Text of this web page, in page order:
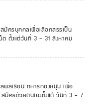
มัครบุคคลเพื่อเลือกสรรเป็น
ตั้งแต่วันที่ 3 - 31 สิงหาคม
ลเรือน ทหารกองหนุน เพื่อ
มัครด้วยตนเองตั้งแต่ วันที่ 3 - 7